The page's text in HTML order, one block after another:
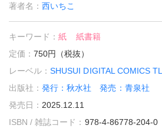
著者名：西いちこ
キーワード：紙
紙書籍
定価：750円（税抜）
レーベル：SHUSUI DIGITAL COMICS
出版社：発行：秋水社 発売：青泉社
発売日： 2025.12.11
ISBN / 雑誌コード： 978-4-86778-204-0